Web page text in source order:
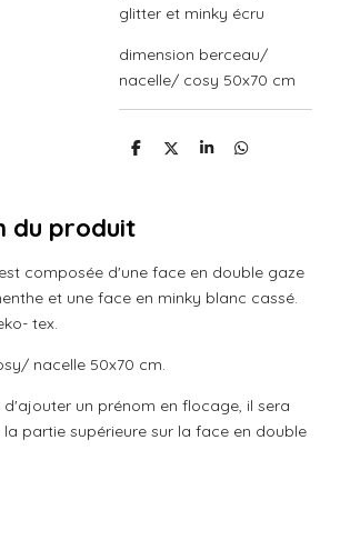
glitter et minky écru
dimension berceau/
nacelle/ cosy 50x70 cm
P
g
P
P
P
du produit
composée d'une face en double gaze
et une face en minky blanc cassé.
tex.
nacelle 50x70 cm.
d'ajouter un prénom en flocage, il sera
partie supérieure sur la face en double